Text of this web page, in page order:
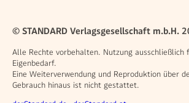
© STANDARD Verlagsgesellschaft m.b.H.
Alle Rechte vorbehalten. Nutzung ausschließlich
Eigenbedarf.
Eine Weiterverwendung und Reproduktion über
Gebrauch hinaus ist nicht gestattet.